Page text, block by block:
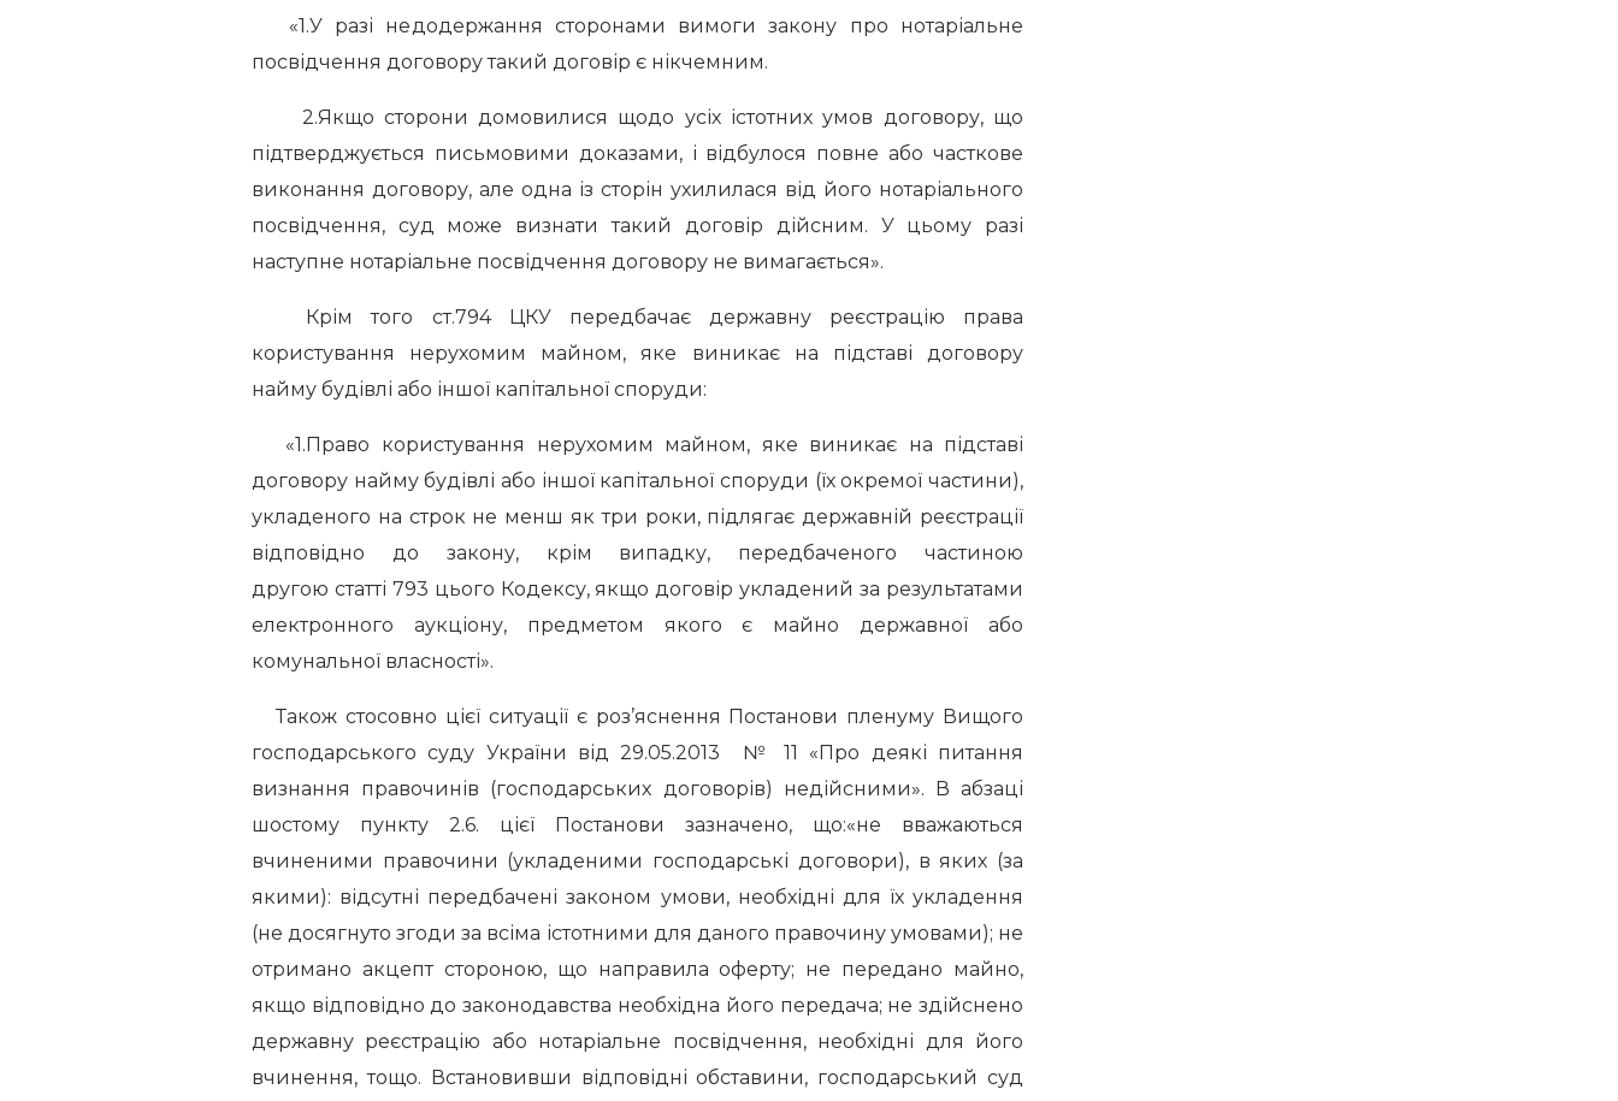
«1.У разі недодержання сторонами вимоги закону про нотаріальне
посвідчення договору такий договір є нікчемним.
2.Якщо сторони домовилися щодо усіх істотних умов договору, що
підтверджується письмовими доказами, і відбулося повне або часткове
виконання договору, але одна із сторін ухилилася від його нотаріального
посвідчення, суд може визнати такий договір дійсним. У цьому разі
наступне нотаріальне посвідчення договору не вимагається».
Крім того ст.794 ЦКУ передбачає державну реєстрацію права
користування нерухомим майном, яке виникає на підставі договору
найму будівлі або іншої капітальної споруди:
«1.Право користування нерухомим майном, яке виникає на підставі
договору найму будівлі або іншої капітальної споруди (їх окремої частини),
укладеного на строк не менш як три роки, підлягає державній реєстрації
відповідно до закону, крім випадку, передбаченого частиною
другою статті 793 цього Кодексу, якщо договір укладений за результатами
електронного аукціону, предметом якого є майно державної або
комунальної власності».
Також стосовно цієї ситуації є роз’яснення Постанови пленуму Вищого
господарського суду України від 29.05.2013 № 11 «Про деякі питання
визнання правочинів (господарських договорів) недійсними». В абзаці
шостому пункту 2.6. цієї Постанови зазначено, що:«не вважаються
вчиненими правочини (укладеними господарські договори), в яких (за
якими): відсутні передбачені законом умови, необхідні для їх укладення
(не досягнуто згоди за всіма істотними для даного правочину умовами); не
отримано акцепт стороною, що направила оферту; не передано майно,
якщо відповідно до законодавства необхідна його передача; не здійснено
державну реєстрацію або нотаріальне посвідчення, необхідні для його
вчинення, тощо. Встановивши відповідні обставини, господарський суд